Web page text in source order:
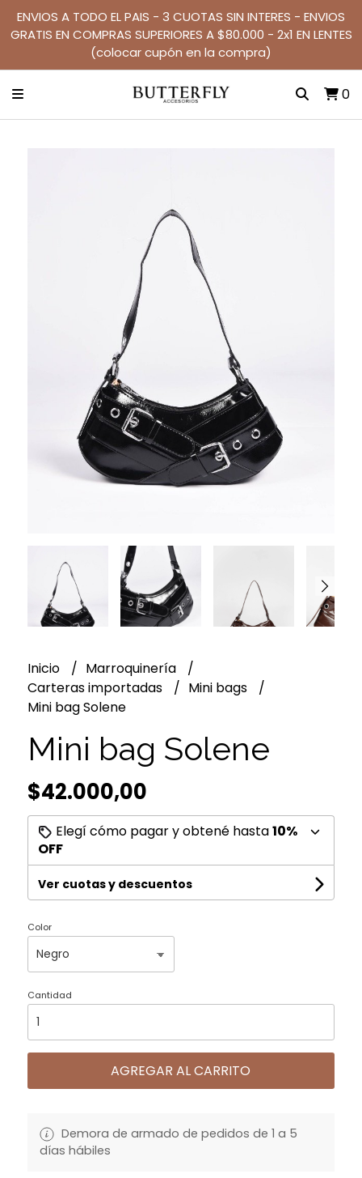
ENVIOS A TODO EL PAIS - 3 CUOTAS SIN INTERES - ENVIOS
GRATIS EN COMPRAS SUPERIORES A $80.000 - 2x1 EN LENTES
(colocar cupón en la compra)
0
Inicio
Marroquinería
Carteras importadas
Mini bags
Mini bag Solene
Mini bag Solene
$42.000,00
Elegí cómo pagar y obtené hasta10%
OFF
Ver cuotas y descuentos
Color
Cantidad
AGREGAR AL CARRITO
Demora de armado de pedidos de 1 a 5
días hábiles